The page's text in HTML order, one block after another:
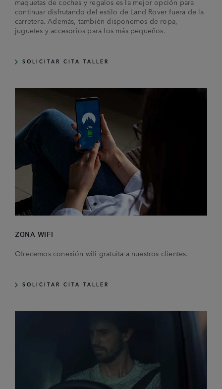
continuar disfrutando del estilo de Land Rover fuera de la
carretera. Además, también disponemos de ropa,
juguetes y accesorios para los más pequeños.
SOLICITAR CITA TALLER
ZONA WIFI
Ofrecemos conexión wifi gratuita a nuestros clientes.
SOLICITAR CITA TALLER